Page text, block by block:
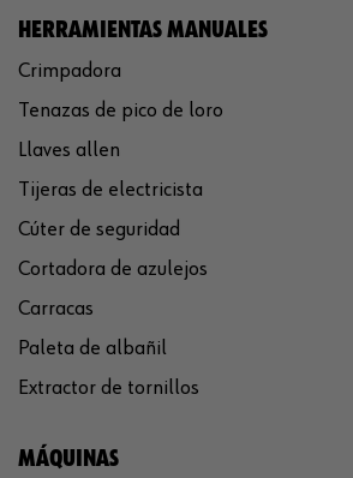
HERRAMIENTAS MANUALES
Crimpadora
Tenazas de pico de loro
Llaves allen
Tijeras de electricista
Cúter de seguridad
Cortadora de azulejos
Carracas
Paleta de albañil
Extractor de tornillos
MÁQUINAS